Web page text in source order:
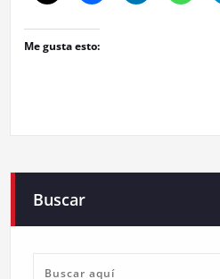
Me gusta esto:
Buscar